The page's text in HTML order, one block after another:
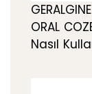
ORAL
Nasıl